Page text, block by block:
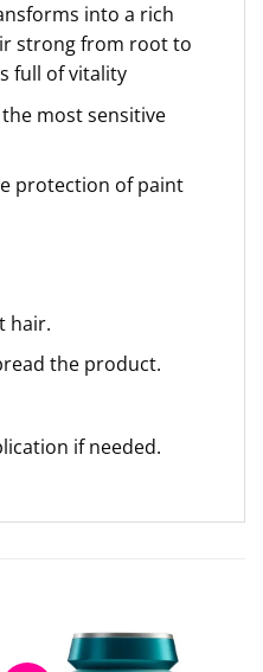
into a rich
strong from root to
full of vitality
most sensitive
protection of paint
hair.
the product.
if needed.